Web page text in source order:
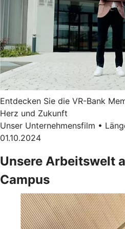
Entdecken Sie die VR-Bank
Herz und Zukunft
Unser Unternehmensfilm •
01.10.2024
Unsere Arbeitswelt
Campus